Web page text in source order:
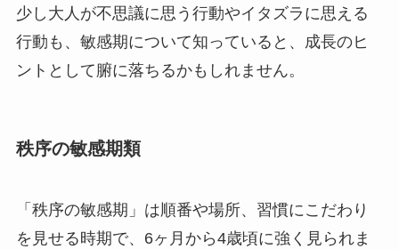
少し大人が不思議に思う行動やイタズラに思える
行動も、敏感期について知っていると、成長のヒ
ントとして腑に落ちるかもしれません。
秩序の敏感期類
「秩序の敏感期」は順番や場所、習慣にこだわり
を見せる時期で、6ヶ月から4歳頃に強く見られま